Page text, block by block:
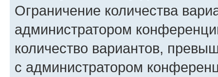
Ограничение количества
администратором
количество вариантов,
с администратором